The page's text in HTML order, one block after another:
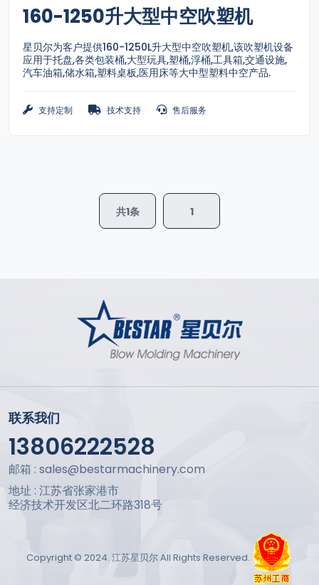
160-1250升大型中空吹塑机
星贝尔为客户提供160-1250L升大型中空吹塑机,该吹塑机设备
应用于托盘,各类包装桶,大型玩具,塑桶,浮桶,工具箱,交通设施,
汽车油箱,储水箱,塑料桌板,医用床等大中型塑料中空产品.
支持定制 技术支持 售后服务
共1条 1
联系我们
13806222528
邮箱 : sales@bestarmachinery.com
地址 : 江苏省张家港市
经济技术开发区北二环路318号
Copyright © 2024. 江苏星贝尔 All Rights Reserved.